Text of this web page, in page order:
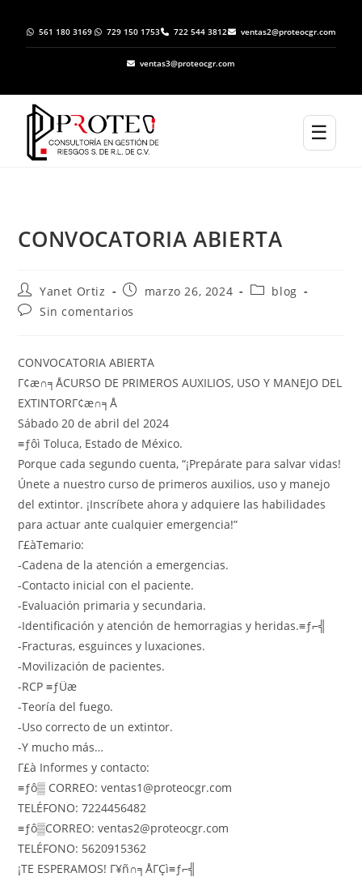
561 180 3169 729 150 1753 722 544 3812 ventas2@proteocgr.com
ventas3@proteocgr.com
☰
CONVOCATORIA ABIERTA
Yanet Ortiz marzo 26, 2024
blog
Sin comentarios
CONVOCATORIA ABIERTA
Γ¢æ∩╕ÅCURSO DE PRIMEROS AUXILIOS, USO Y MANEJO DEL
EXTINTORΓ¢æ∩╕Å
Sábado 20 de abril del 2024
≡ƒôì Toluca, Estado de México.
Porque cada segundo cuenta, “¡Prepárate para salvar vidas!
Únete a nuestro curso de primeros auxilios, uso y manejo
del extintor. ¡Inscríbete ahora y adquiere las habilidades
para actuar ante cualquier emergencia!”
Γ£àTemario:
-Cadena de la atención a emergencias.
-Contacto inicial con el paciente.
-Evaluación primaria y secundaria.
-Identificación y atención de hemorragias y heridas.≡ƒ⌐╣
-Fracturas, esguinces y luxaciones.
-Movilización de pacientes.
-RCP ≡ƒÜæ
-Teoría del fuego.
-Uso correcto de un extintor.
-Y mucho más…
Γ£à Informes y contacto:
≡ƒô▒ CORREO: ventas1@proteocgr.com
TELÉFONO: 7224456482
≡ƒô▒CORREO: ventas2@proteocgr.com
TELÉFONO: 5620915362
¡TE ESPERAMOS! Γ¥ñ∩╕ÅΓÇì≡ƒ⌐╣